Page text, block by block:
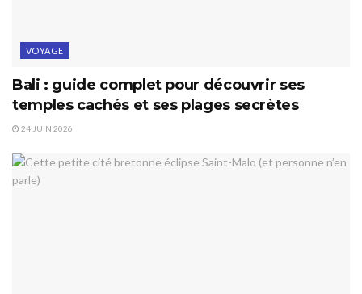
VOYAGE
Bali : guide complet pour découvrir ses
temples cachés et ses plages secrètes
24 JUIN 2026